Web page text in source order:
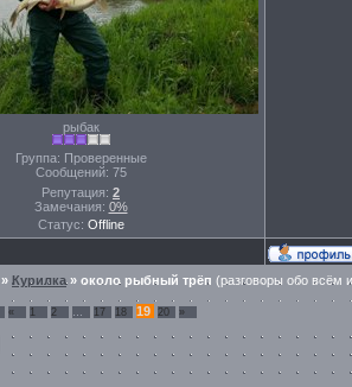
рыбак
Группа: Проверенные
Сообщений: 75
Репутация: 2
Замечания: 0%
Статус: Offline
» Курилка» около рыбный трёп (разговоры обо всём
« 1 2 … 17 18 19 20 »